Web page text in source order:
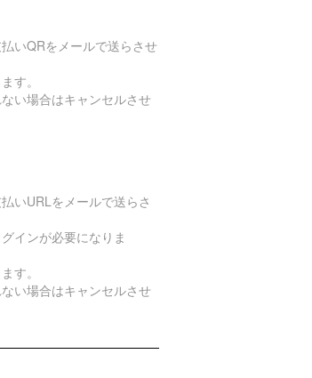
いQRをメールで送らさせ
す。
い場合はキャンセルさせ
いURLをメールで送らさ
インが必要になりま
す。
い場合はキャンセルさせ